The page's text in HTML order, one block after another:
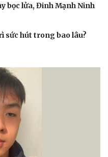
Giải trí
Nghệ sĩ
Thời trang
Sao Việt
bọc lửa, Đinh Mạnh Ninh
sức hút trong bao lâu?